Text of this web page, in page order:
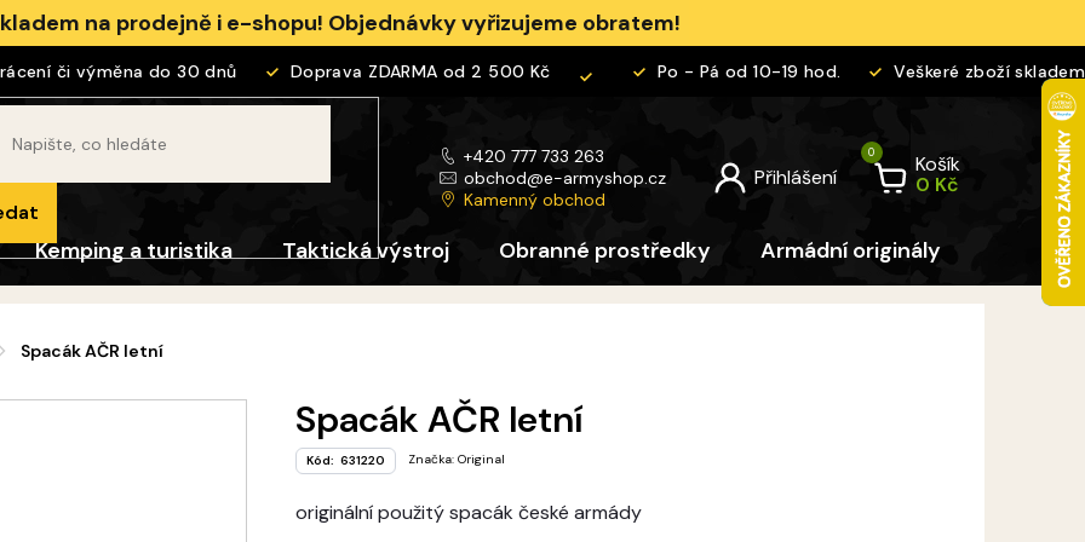
na prodejně i e-shopu! Objednávky vyřizujeme obratem!
či výměna do 30 dnů Doprava ZDARMA od 2 500 Kč Po - Pá od 10-19 hod. Veškeré zboží skladem
+420 777 733 263
obchod@e-armyshop.cz
Kamenný obchod
Košík
Kemping a turistika Taktická výstroj Obranné prostředky Armádní originály Pro děti
Spacák AČR letní
originální použitý spacák české armády
Spacák AČR letní
Kód: 631220 Značka: Original